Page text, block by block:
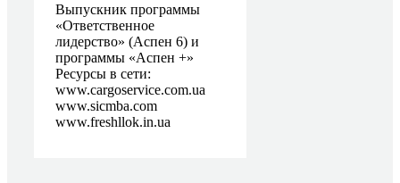
Выпускник программы
«Ответственное
лидерство» (Аспен 6) и
программы «Аспен +»
Ресурсы в сети:
www.cargoservice.com.ua
www.sicmba.com
www.freshllok.in.ua